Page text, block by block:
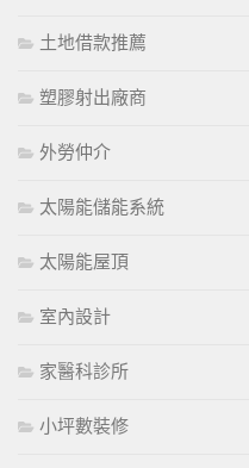
土地借款推薦
塑膠射出廠商
外勞仲介
太陽能儲能系統
太陽能屋頂
室內設計
家醫科診所
小坪數裝修